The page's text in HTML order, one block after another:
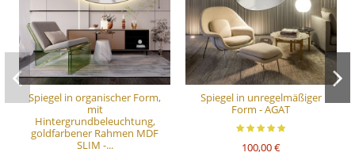
Spiegel in organischer Form,
mit
Hintergrundbeleuchtung,
goldfarbener Rahmen MDF
SLIM -...
Spiegel in unregelmäßiger
Form - AGAT
100,00 €